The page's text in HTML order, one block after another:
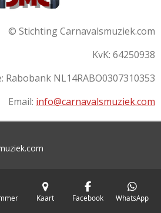
© Stichting Carnavalsmuziek.com
KvK: 64250938
Rabobank NL14RABO0307310353
Email: info@carnavalsmuziek.com
Kaart Facebook WhatsApp